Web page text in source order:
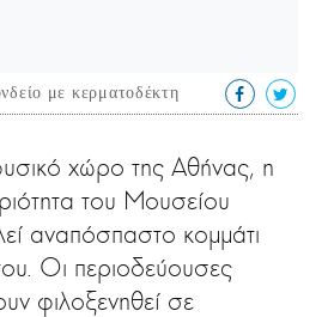
με κερματοδέκτη
χώρο της Αθήνας, η
του Μουσείου
αναπόσπαστο κομμάτι
Οι περιοδεύουσες
φιλοξενηθεί σε